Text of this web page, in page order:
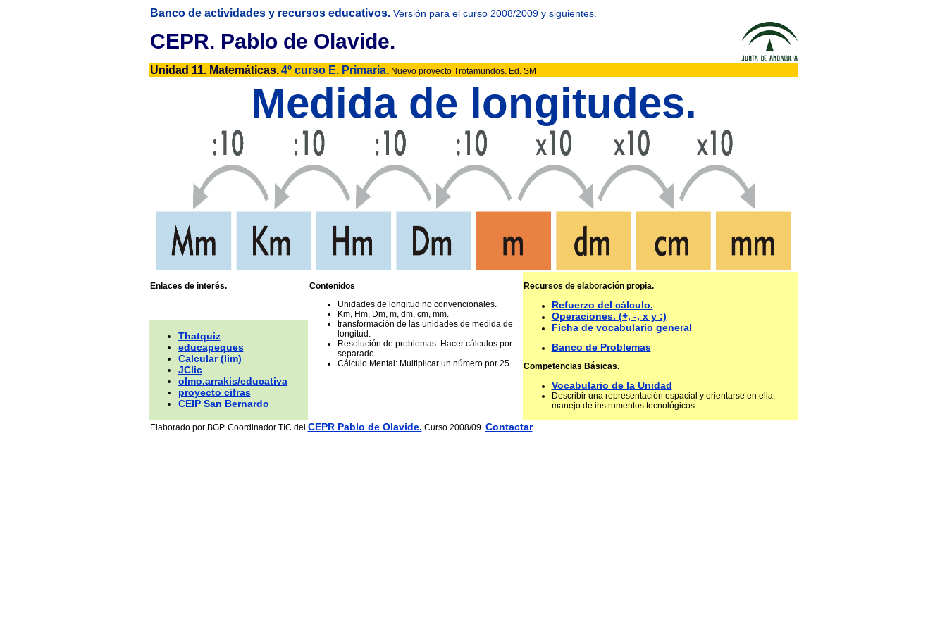
Banco de actividades y recursos educativos. Versión para el curso 2008/2009 y siguientes.
CEPR. Pablo de Olavide.
Unidad 11. Matemáticas. 4º curso E. Primaria.Nuevo proyecto Trotamundos. Ed. SM
Medida de longitudes.
Enlaces de interés.
Contenidos
Unidades de longitud no convencionales.
Km, Hm, Dm, m, dm, cm, mm.
transformación de las unidades de medida de
longitud.
Resolución de problemas: Hacer cálculos por
separado.
Cálculo Mental: Multiplicar un número por 25.
Recursos de elaboración propia.
Refuerzo del cálculo.
Operaciones. (+, -, x y :)
Ficha de vocabulario general
Banco de Problemas
Competencias Básicas.
Vocabulario de la Unidad
Describir una representación espacial y orientarse en ella.
manejo de instrumentos tecnológicos.
Thatquiz
educapeques
Calcular (lim)
JClic
olmo.arrakis/educativa
proyecto cifras
CEIP San Bernardo
Elaborado por BGP. Coordinador TIC del CEPR Pablo de Olavide. Curso 2008/09. Contactar